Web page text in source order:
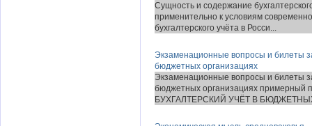
Сущность и содержание
применительно к условиям
бухгалтерского учёта в Росси...
Экзаменационные вопросы и билеты
бюджетных организациях
Экзаменационные вопросы и билеты
бюджетных организациях примерный
БУХГАЛТЕРСКИЙ УЧЁТ В